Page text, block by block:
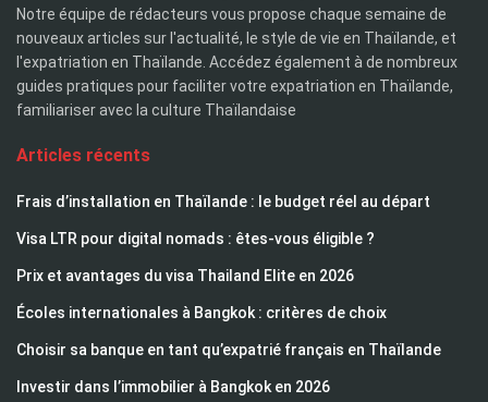
Notre équipe de rédacteurs vous propose chaque semaine de
nouveaux articles sur l'actualité, le style de vie en Thaïlande, et
l'expatriation en Thaïlande. Accédez également à de nombreux
guides pratiques pour faciliter votre expatriation en Thaïlande,
familiariser avec la culture Thaïlandaise
Articles récents
Frais d’installation en Thaïlande : le budget réel au départ
Visa LTR pour digital nomads : êtes-vous éligible ?
Prix et avantages du visa Thailand Elite en 2026
Écoles internationales à Bangkok : critères de choix
Choisir sa banque en tant qu’expatrié français en Thaïlande
Investir dans l’immobilier à Bangkok en 2026